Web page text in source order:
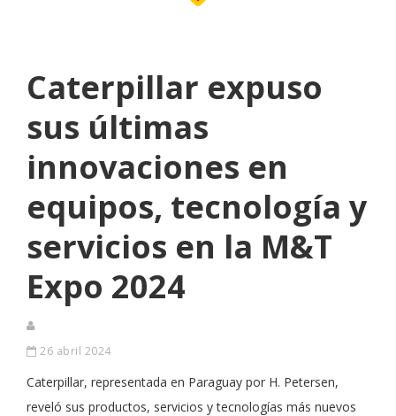
Caterpillar expuso
sus últimas
innovaciones en
equipos, tecnología y
servicios en la M&T
Expo 2024
26 abril 2024
Caterpillar, representada en Paraguay por H. Petersen,
reveló sus productos, servicios y tecnologías más nuevos